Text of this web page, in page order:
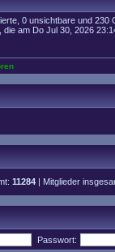
0 unsichtbare und
die am Do Jul 30, 2026
11284 | Mitglieder
Passwort: